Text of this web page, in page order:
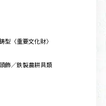
型〈重要文化財〉
飾／鉄製農耕具類